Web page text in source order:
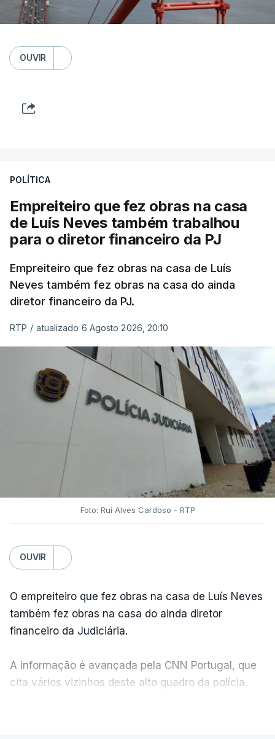
OUVIR
POLÍTICA
Empreiteiro que fez obras na casa
de Luís Neves também trabalhou
para o diretor financeiro da PJ
Empreiteiro que fez obras na casa de Luís
Neves também fez obras na casa do ainda
diretor financeiro da PJ.
RTP / atualizado 6 Agosto 2026, 20:10
Foto: Rui Alves Cardoso - RTP
OUVIR
O empreiteiro que fez obras na casa de Luís Neves
também fez obras na casa do ainda diretor
financeiro da Judiciária.
A informação é avançada pela CNN Portugal, que
cita vários vizinhos deste alto quadro da polícia.